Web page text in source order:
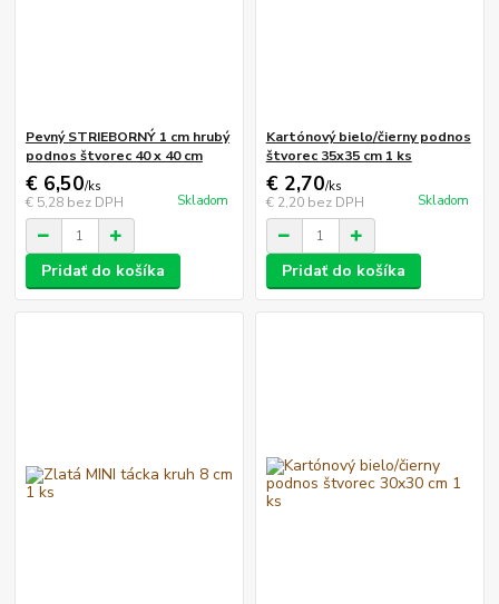
Pevný STRIEBORNÝ 1 cm hrubý
podnos štvorec 40 x 40 cm
€ 6,50/ks
€ 5,28 bez DPH Skladom
Pridať do košíka
Kartónový bielo/čierny podnos
štvorec 35x35 cm 1 ks
€ 2,70/ks
€ 2,20 bez DPH Skladom
Pridať do košíka